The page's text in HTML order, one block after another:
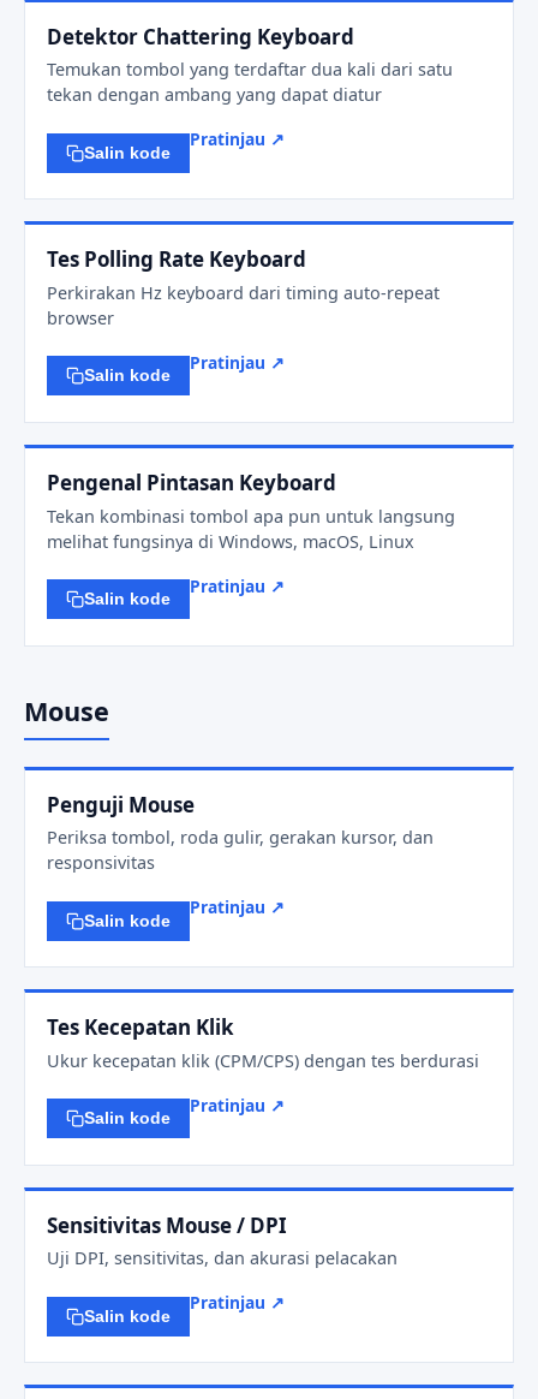
Detektor Chattering Keyboard
Temukan tombol yang terdaftar dua kali dari satu
tekan dengan ambang yang dapat diatur
Salin kode
Pratinjau ↗
Tes Polling Rate Keyboard
Perkirakan Hz keyboard dari timing auto-repeat
browser
Salin kode
Pratinjau ↗
Pengenal Pintasan Keyboard
Tekan kombinasi tombol apa pun untuk langsung
melihat fungsinya di Windows, macOS, Linux
Salin kode
Pratinjau ↗
Mouse
Penguji Mouse
Periksa tombol, roda gulir, gerakan kursor, dan
responsivitas
Salin kode
Pratinjau ↗
Tes Kecepatan Klik
Ukur kecepatan klik (CPM/CPS) dengan tes berdurasi
Salin kode
Pratinjau ↗
Sensitivitas Mouse / DPI
Uji DPI, sensitivitas, dan akurasi pelacakan
Salin kode
Pratinjau ↗